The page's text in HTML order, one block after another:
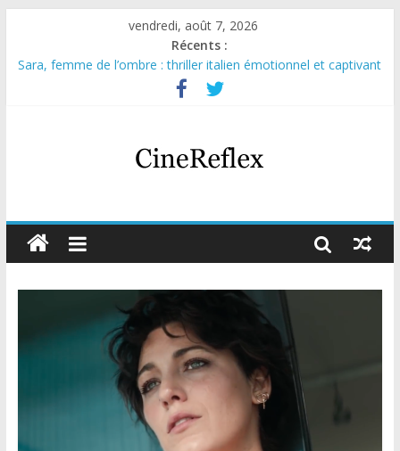
vendredi, août 7, 2026
Récents :
Sara, femme de l’ombre : thriller italien émotionnel et captivant
Journal d’une fille larguée : nouvelle série suédoise sur Netflix
Aema : mini-série sur le tournage d’un film érotique devenu
Glass Heart : excellente série musicale avec Takeru Satō
Olympo, saison 1 : nouvelle série qui séduira les fans de